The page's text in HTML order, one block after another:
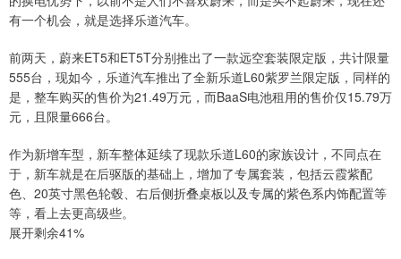
有一个机会，就是选择乐道汽车。
前两天，蔚来ET5和ET5T分别推出了一款远空套装限定版，共计限量
555台，现如今，乐道汽车推出了全新乐道L60紫罗兰限定版，同样的
是，整车购买的售价为21.49万元，而BaaS电池租用的售价仅15.79万
元，且限量666台。
作为新增车型，新车整体延续了现款乐道L60的家族设计，不同点在
于，新车就是在后驱版的基础上，增加了专属套装，包括云霞紫配
色、20英寸黑色轮毂、右后侧折叠桌板以及专属的紫色系内饰配置等
等，看上去更高级些。
展开剩余41%